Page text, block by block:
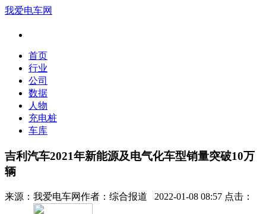
我爱电车网
首页
行业
公司
数据
人物
充电桩
车库
吉利汽车2021年新能源及电气化车型销量突破10万
辆
来源： 我爱电车网作者： 综合报道 2022-01-08 08:57 点击：